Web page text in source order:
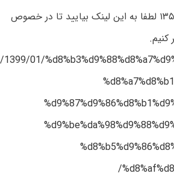
با سلام، داوطلبان کد ۱۳۵۹ لطفا به این لینک بیایید تا در خصوص
کنیم.
01/